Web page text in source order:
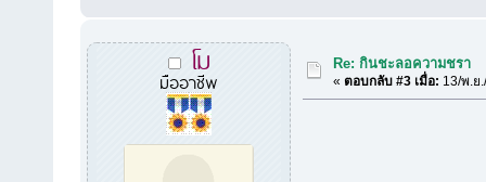
โม
มืออาชีพ
Re: กินชะลอความชรา
«ตอบกลับ #3 เมื่อ: 13/พ.ย